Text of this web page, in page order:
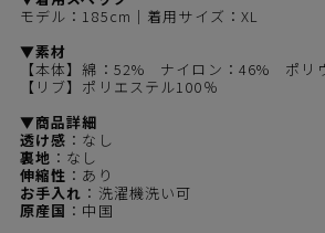
モデル：185cm｜着用サイズ：XL
▼素材
【本体】綿：52% ナイロン：46% ポリ
【リブ】ポリエステル100％
▼商品詳細
透け感 ：なし
裏地 ：なし
伸縮性 ：あり
お手入れ ：洗濯機洗い可
原産国 ：中国